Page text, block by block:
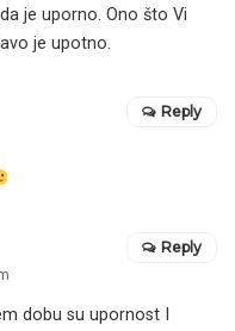
je uporno. Ono što Vi
je upotno.
Reply
dobu su upornost I
Reply